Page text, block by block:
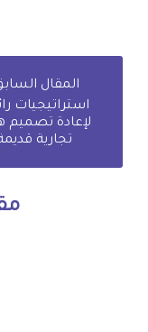
المقال
استراتيجيات
لإعادة تصميم
تجارية